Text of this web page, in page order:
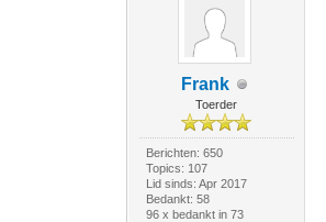
Frank
Toerder
Berichten: 650
Topics: 107
Lid sinds: Apr 2017
Bedankt: 58
96 x bedankt in 73